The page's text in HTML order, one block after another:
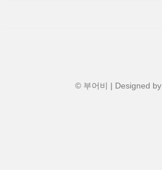
© 부어비 | Designed by